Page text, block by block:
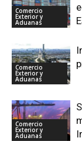
Comercio
Exterior y
Aduanas
Comercio
Exterior y
Aduanas
Comercio
Exterior y
Aduanas